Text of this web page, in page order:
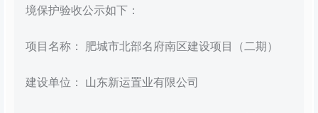
境保护验收公示如下：
项目名称： 肥城市北部名府南区建设项目（二期）
建设单位： 山东新运置业有限公司